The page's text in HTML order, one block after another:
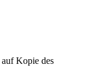
Kopie des